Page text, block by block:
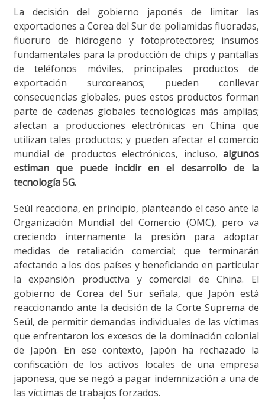
La decisión del gobierno japonés de limitar las
exportaciones a Corea del Sur de: poliamidas fluoradas,
fluoruro de hidrogeno y fotoprotectores; insumos
fundamentales para la producción de chips y pantallas
de teléfonos móviles, principales productos de
exportación surcoreanos; pueden conllevar
consecuencias globales, pues estos productos forman
parte de cadenas globales tecnológicas más amplias;
afectan a producciones electrónicas en China que
utilizan tales productos; y pueden afectar el comercio
mundial de productos electrónicos, incluso, algunos
estiman que puede incidir en el desarrollo de la
tecnología 5G.
Seúl reacciona, en principio, planteando el caso ante la
Organización Mundial del Comercio (OMC), pero va
creciendo internamente la presión para adoptar
medidas de retaliación comercial; que terminarán
afectando a los dos países y beneficiando en particular
la expansión productiva y comercial de China. El
gobierno de Corea del Sur señala, que Japón está
reaccionando ante la decisión de la Corte Suprema de
Seúl, de permitir demandas individuales de las víctimas
que enfrentaron los excesos de la dominación colonial
de Japón. En ese contexto, Japón ha rechazado la
confiscación de los activos locales de una empresa
japonesa, que se negó a pagar indemnización a una de
las víctimas de trabajos forzados.